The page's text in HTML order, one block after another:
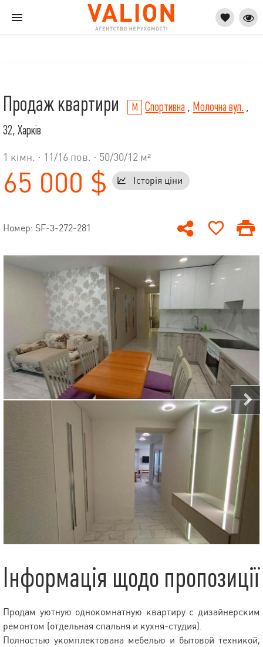
Продаж квартири Спортивна , Молочна вул. ,
32, Харків
1 кімн. · 11 /16 пов. · 50/30/12 м²
65 000 $ Історія ціни
Номер: SF-3-272-281
Інформація щодо пропозиції
Продам уютную однокомнатную квартиру с дизайнерским
ремонтом (отдельная спальня и кухня-студия).
Полностью укомплектована мебелью и бытовой техникой,